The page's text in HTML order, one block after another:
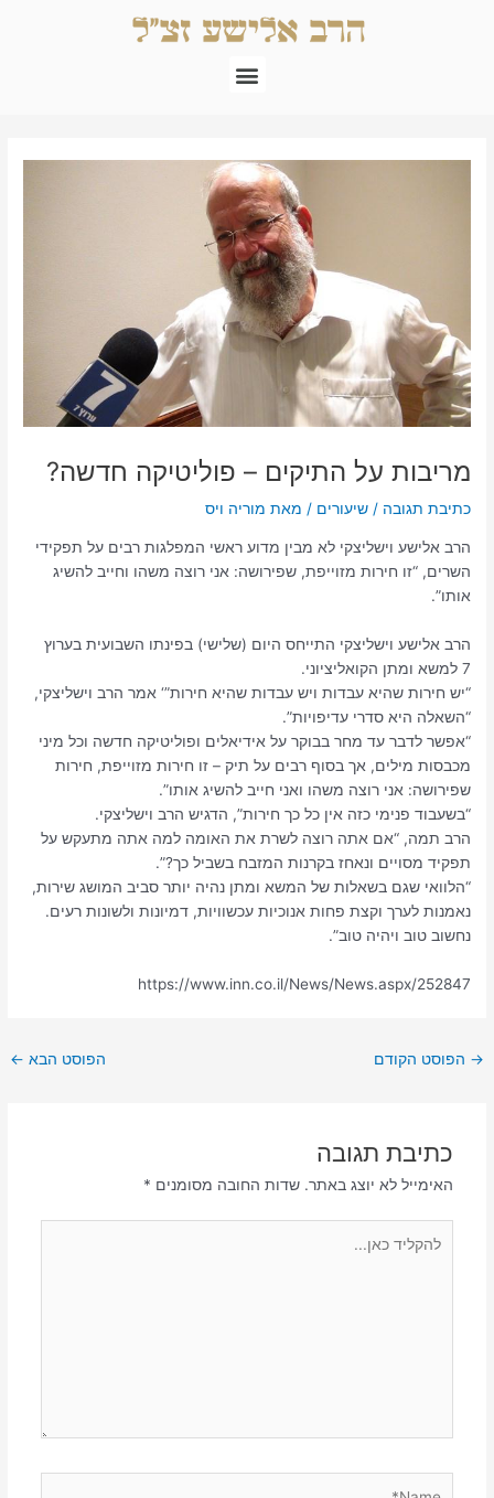
תפריט
מריבות על התיקים – פוליטיקה חדשה?
כתיבת תגובה /שיעורים / מאת
הרב אלישע וישליצקי לא מבין מדוע ראשי המפלגות רבים על תפקידי
השרים, “זו חירות מזוייפת, שפירושה: אני רוצה משהו וחייב להשיג
אותו”.
הרב אלישע וישליצקי התייחס היום (שלישי) בפינתו השבועית בערוץ
7 למשא ומתן הקואליציוני.
“יש חירות שהיא עבדות ויש עבדות שהיא חירות”‘ אמר הרב וישליצקי,
“השאלה היא סדרי עדיפויות”.
“אפשר לדבר עד מחר בבוקר על אידיאלים ופוליטיקה חדשה וכל מיני
מכבסות מילים, אך בסוף רבים על תיק – זו חירות מזוייפת, חירות
שפירושה: אני רוצה משהו ואני חייב להשיג אותו”.
“בשעבוד פנימי כזה אין כל כך חירות”, הדגיש הרב וישליצקי.
הרב תמה, “אם אתה רוצה לשרת את האומה למה אתה מתעקש על
תפקיד מסויים ונאחז בקרנות המזבח בשביל כך?”.
“הלוואי שגם בשאלות של המשא ומתן נהיה יותר סביב המושג שירות,
נאמנות לערך וקצת פחות אנוכיות עכשוויות, דמיונות ולשונות רעים.
נחשוב טוב ויהיה טוב”.
https://www.inn.co.il/News/News.aspx/252847
→ הפוסט הקודם הפוסט הבא ←
כתיבת תגובה
האימייל לא יוצג באתר. שדות החובה מסומנים *
כאן...